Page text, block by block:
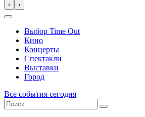
‹ ›
Выбор Time Out
Кино
Концерты
Спектакли
Выставки
Город
Все события сегодня